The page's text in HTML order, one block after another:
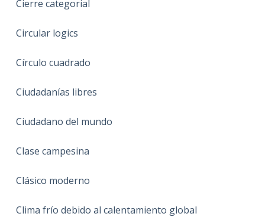
Cierre categorial
Circular logics
Círculo cuadrado
Ciudadanías libres
Ciudadano del mundo
Clase campesina
Clásico moderno
Clima frío debido al calentamiento global